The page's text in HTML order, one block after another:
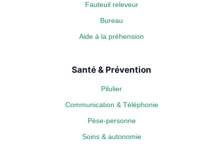
Fauteuil releveur
Bureau
Aide à la préhension
Santé & Prévention
Pilulier
Communication & Téléphonie
Pèse-personne
Soins & autonomie